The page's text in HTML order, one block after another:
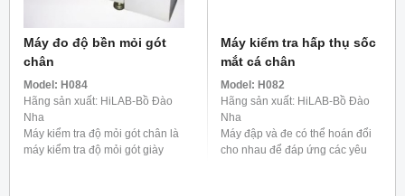
Máy đo độ bền mỏi gót
chân
Model: H084
Hãng sản xuất: HiLAB-Bồ Đào
Nha
Máy kiểm tra độ mỏi gót chân là
máy kiểm tra độ mỏi gót giày
Máy kiểm tra hấp thụ sốc
mắt cá chân
Model: H082
Hãng sản xuất: HiLAB-Bồ Đào
Nha
Máy đập và đe có thể hoán đổi
cho nhau để đáp ứng các yêu